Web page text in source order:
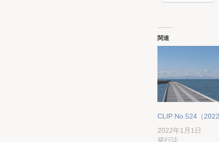
関連
CLIP No.524（
2022年1月1日
発行誌